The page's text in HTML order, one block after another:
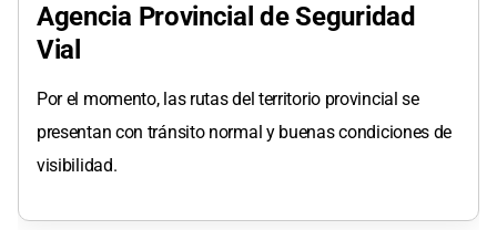
Agencia Provincial de Seguridad
Vial
Por el momento, las rutas del territorio provincial se
presentan con tránsito normal y buenas condiciones de
visibilidad.